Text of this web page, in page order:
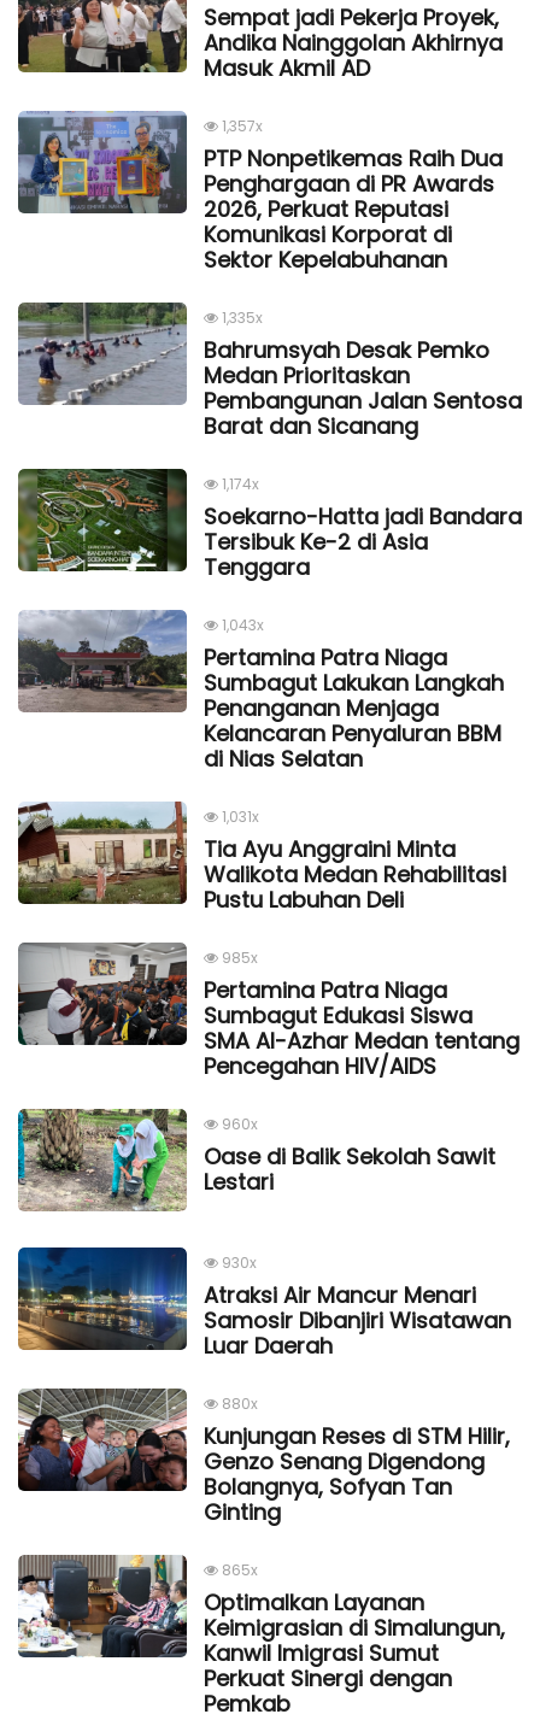
Sempat jadi Pekerja Proyek,
Andika Nainggolan Akhirnya
Masuk Akmil AD
1,357x
PTP Nonpetikemas Raih Dua
Penghargaan di PR Awards
2026, Perkuat Reputasi
Komunikasi Korporat di
Sektor Kepelabuhanan
1,335x
Bahrumsyah Desak Pemko
Medan Prioritaskan
Pembangunan Jalan Sentosa
Barat dan Sicanang
1,174x
Soekarno-Hatta jadi Bandara
Tersibuk Ke-2 di Asia
Tenggara
1,043x
Pertamina Patra Niaga
Sumbagut Lakukan Langkah
Penanganan Menjaga
Kelancaran Penyaluran BBM
di Nias Selatan
1,031x
Tia Ayu Anggraini Minta
Walikota Medan Rehabilitasi
Pustu Labuhan Deli
985x
Pertamina Patra Niaga
Sumbagut Edukasi Siswa
SMA Al-Azhar Medan tentang
Pencegahan HIV/AIDS
960x
Oase di Balik Sekolah Sawit
Lestari
930x
Atraksi Air Mancur Menari
Samosir Dibanjiri Wisatawan
Luar Daerah
880x
Kunjungan Reses di STM Hilir,
Genzo Senang Digendong
Bolangnya, Sofyan Tan
Ginting
865x
Optimalkan Layanan
Keimigrasian di Simalungun,
Kanwil Imigrasi Sumut
Perkuat Sinergi dengan
Pemkab